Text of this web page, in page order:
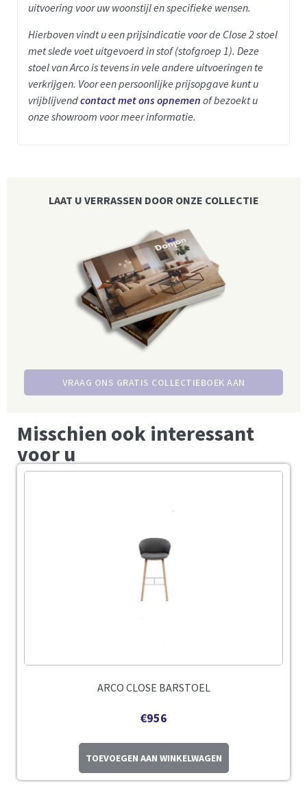
uitvoering voor uw woonstijl en specifieke wensen.
Hierboven vindt u een prijsindicatie voor de Close 2 stoel
met slede voet uitgevoerd in stof (stofgroep 1). Deze
stoel van Arco is tevens in vele andere uitvoeringen te
verkrijgen. Voor een persoonlijke prijsopgave kunt u
vrijblijvendcontact met ons opnemen of bezoekt u
onze showroom voor meer informatie.
LAAT U VERRASSEN DOOR ONZE COLLECTIE
VRAAG ONS GRATIS COLLECTIEBOEK AAN
Misschien ook interessant
voor u
ARCO CLOSE BARSTOEL
€956
TOEVOEGEN AAN WINKELWAGEN